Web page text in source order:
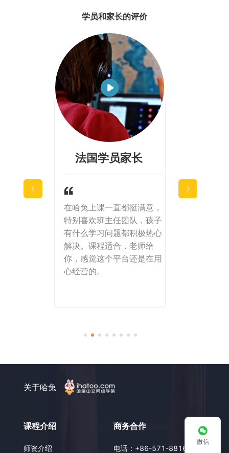
学员和家长的评价
法国学员家长
在哈兔上课一直都挺满意，
特别喜欢班主任团队，孩子
有什么学习问题都积极热心
解决。课程适合，老师给
你，感觉这个平台还是在用
心经营的。
关于哈兔
课程介绍
师资介绍
商务合作
电话： +86-571-88162929
微信